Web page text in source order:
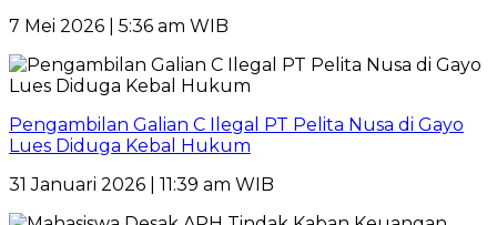
7 Mei 2026 | 5:36 am WIB
Pengambilan Galian C Ilegal PT Pelita Nusa di Gayo
Lues Diduga Kebal Hukum
31 Januari 2026 | 11:39 am WIB